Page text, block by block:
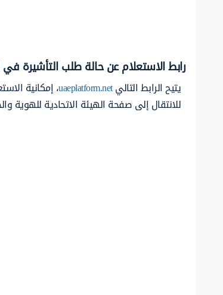
رابط الاستعلام عن حالة طلب التأشيرة في
يتيح الرابط التاليuaeplatform.net، إمكانية
للانتقال إلى صفحة الهيئة الاتحادية للهوية